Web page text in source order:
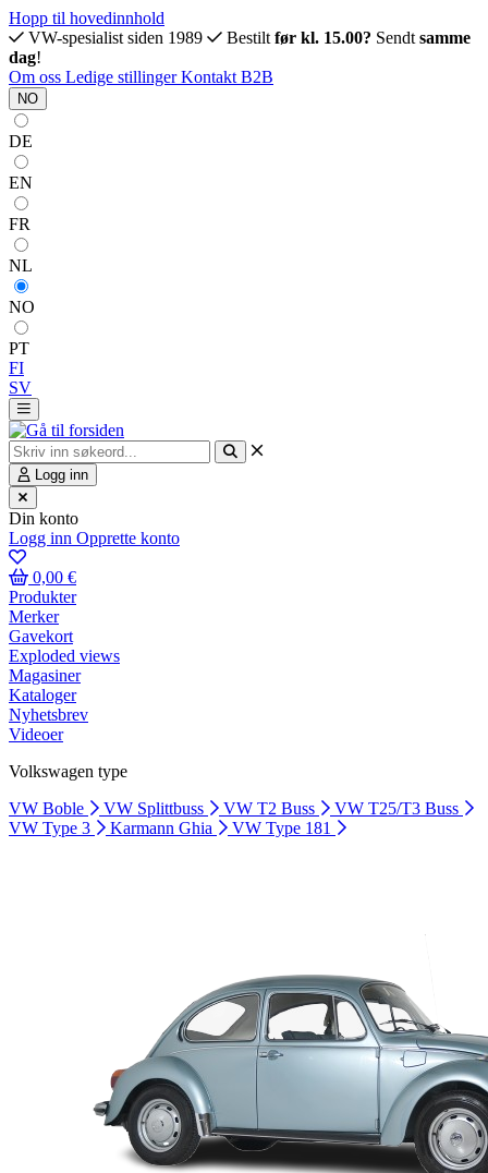
Hopp til hovedinnhold
VW-spesialist siden 1989
Bestilt før kl. 15.00? Sendt samme
dag!
Om oss Ledige stillingerKontakt B2B
NO
DE
EN
FR
NL
NO
PT
FI
SV
Logg inn
Din konto
Logg inn Opprette konto
0,00 €
Produkter
Merker
Gavekort
Exploded views
Magasiner
Kataloger
Nyhetsbrev
Videoer
Volkswagen type
VW Boble
VW Splittbuss VW T2 Buss
VW T25/T3 Buss
VW Type 3
Karmann Ghia VW Type 181